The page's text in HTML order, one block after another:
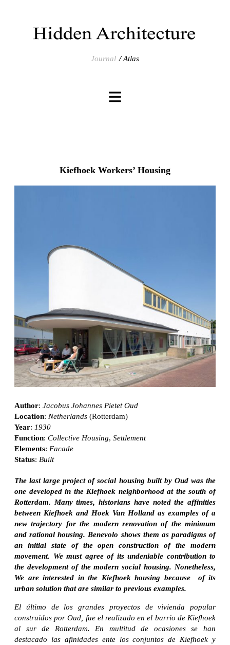
Journal Atlas
Kiefhoek Workers’ Housing
Author: Jacobus Johannes Pietet Oud
Location: Netherlands (Rotterdam)
Year: 1930
Function: Collective Housing, Settlement
Elements: Facade
Status: Built
The last large project of social housing built by Oud was the
one developed in the Kiefhoek neighborhood at the south of
Rotterdam. Many times, historians have noted the affinities
between Kiefhoek and Hoek Van Holland as examples of a
new trajectory for the modern renovation of the minimum
and rational housing. Benevolo shows them as paradigms of
an initial state of the open construction of the modern
movement. We must agree of its undeniable contribution to
the development of the modern social housing. Nonetheless,
We are interested in the Kiefhoek housing because of its
urban solution that are similar to previous examples.
El último de los grandes proyectos de vivienda popular
construidos por Oud, fue el realizado en el barrio de Kiefhoek
al sur de Rotterdam. En multitud de ocasiones se han
destacado las afinidades ente los conjuntos de Kiefhoek y